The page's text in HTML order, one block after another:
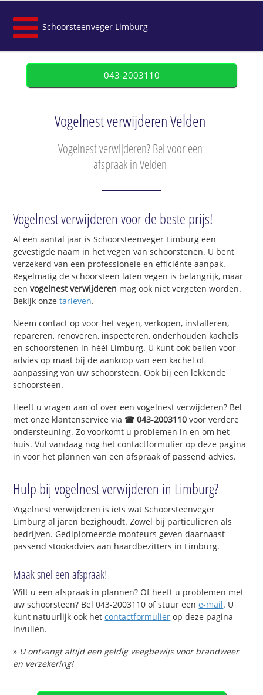
Schoorsteenveger Limburg
043-2003110
Vogelnest verwijderen Velden
Vogelnest verwijderen? Bel voor een
afspraak in Velden
Vogelnest verwijderen voor de beste prijs!
Al een aantal jaar is Schoorsteenveger Limburg een
gevestigde naam in het vegen van schoorstenen. U bent
verzekerd van een professionele en efficiënte aanpak.
Regelmatig de schoorsteen laten vegen is belangrijk, maar
eenvogelnest verwijderen mag ook niet vergeten worden.
Bekijk onzetarieven.
Neem contact op voor het vegen, verkopen, installeren,
repareren, renoveren, inspecteren, onderhouden kachels
en schoorstenen in héél Limburg. U kunt ook bellen voor
advies op maat bij de aankoop van een kachel of
aanpassing van uw schoorsteen. Ook bij een lekkende
schoorsteen.
Heeft u vragen aan of over een vogelnest verwijderen? Bel
met onze klantenservice via ☎ 043-2003110 voor verdere
ondersteuning. Zo voorkomt u problemen in en om het
huis. Vul vandaag nog het contactformulier op deze pagina
in voor het plannen van een afspraak of passend advies.
Hulp bij vogelnest verwijderen in Limburg?
Vogelnest verwijderen is iets wat Schoorsteenveger
Limburg al jaren bezighoudt. Zowel bij particulieren als
bedrijven. Gediplomeerde monteurs geven daarnaast
passend stookadvies aan haardbezitters in Limburg.
Maak snel een afspraak!
Wilt u een afspraak in plannen? Of heeft u problemen met
uw schoorsteen? Bel 043-2003110 of stuur eene-mail. U
kunt natuurlijk ook hetcontactformulier op deze pagina
invullen.
» U ontvangt altijd een geldig veegbewijs voor brandweer
en verzekering!